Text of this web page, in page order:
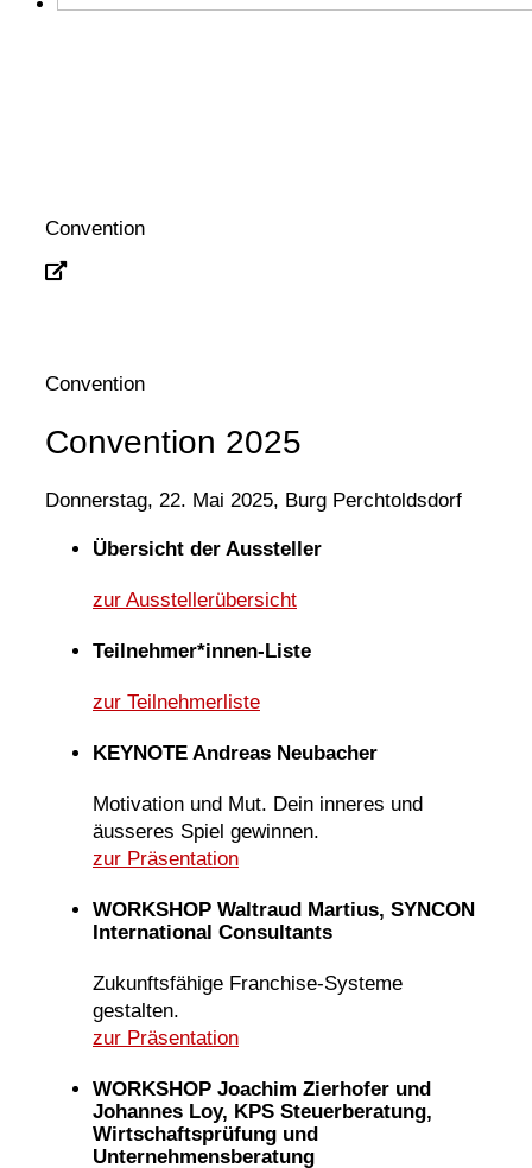
Convention
Convention
Convention 2025
Donnerstag, 22. Mai 2025, Burg Perchtoldsdorf
Übersicht der Aussteller
zur Ausstellerübersicht
Teilnehmer*innen-Liste
zur Teilnehmerliste
KEYNOTE Andreas Neubacher
Motivation und Mut. Dein inneres und
äusseres Spiel gewinnen.
zur Präsentation
WORKSHOP Waltraud Martius, SYNCON
International Consultants
Zukunftsfähige Franchise-Systeme
gestalten.
zur Präsentation
WORKSHOP Joachim Zierhofer und
Johannes Loy, KPS Steuerberatung,
Wirtschaftsprüfung und
Unternehmensberatung